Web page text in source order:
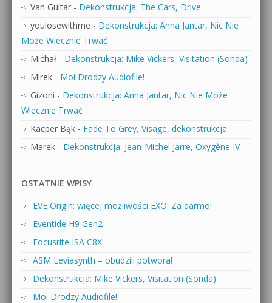
Van Guitar - Dekonstrukcja: The Cars, Drive
youlosewithme - Dekonstrukcja: Anna Jantar, Nic Nie
Może Wiecznie Trwać
Michał - Dekonstrukcja: Mike Vickers, Visitation (Sonda)
Mirek - Moi Drodzy Audiofile!
Gizoni - Dekonstrukcja: Anna Jantar, Nic Nie Może
Wiecznie Trwać
Kacper Bąk - Fade To Grey, Visage, dekonstrukcja
Marek - Dekonstrukcja: Jean-Michel Jarre, Oxygène IV
OSTATNIE WPISY
EVE Origin: więcej możliwości EXO. Za darmo!
Eventide H9 Gen2
Focusrite ISA C8X
ASM Leviasynth – obudzili potwora!
Dekonstrukcja: Mike Vickers, Visitation (Sonda)
Moi Drodzy Audiofile!